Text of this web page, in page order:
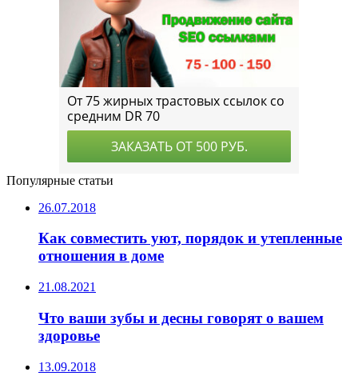
Популярные статьи
26.07.2018
Как совместить уют, порядок и утепленные
отношения в доме
21.08.2021
Что ваши зубы и десны говорят о вашем
здоровье
13.09.2018